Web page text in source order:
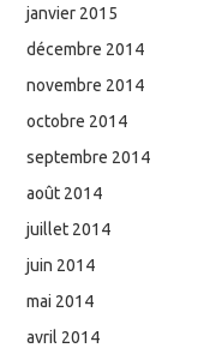
janvier 2015
décembre 2014
novembre 2014
octobre 2014
septembre 2014
août 2014
juillet 2014
juin 2014
mai 2014
avril 2014